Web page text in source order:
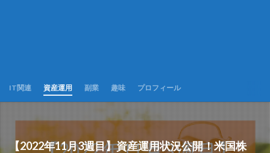
IT関連 資産運用 副業 趣味 プロフィール
【2022年11月3週目】資産運用状況公開！米国株